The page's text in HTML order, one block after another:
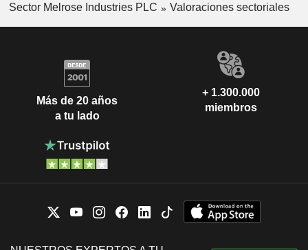
Sector Melrose Industries PLC
Valoraciones sectoriales
Más de 20 años
a tu lado
+ 1.300.000
miembros